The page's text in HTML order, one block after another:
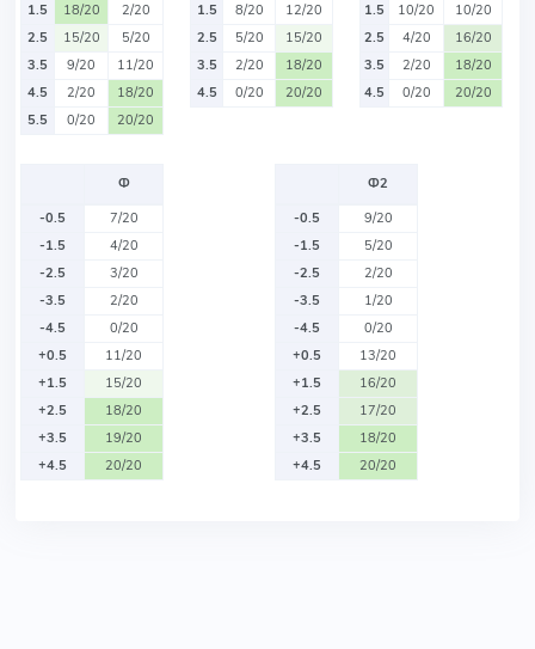
1.5
18/20
2/20
2.5
15/20
5/20
3.5
9/20
11/20
4.5
2/20
18/20
5.5
0/20 20/20
1.5
8/20
12/20
2.5
5/20
15/20
3.5
2/20
18/20
4.5
0/20 20/20
1.5
10/20
10/20
2.5
4/20
16/20
3.5
2/20
18/20
4.5
0/20 20/20
Ф
-0.5
7/20
-1.5
4/20
-2.5
3/20
-3.5
2/20
-4.5
0/20
+0.5
11/20
+1.5
15/20
+2.5
18/20
+3.5
19/20
+4.5
20/20
Ф2
-0.5
9/20
-1.5
5/20
-2.5
2/20
-3.5
1/20
-4.5
0/20
+0.5
13/20
+1.5
16/20
+2.5
17/20
+3.5
18/20
+4.5
20/20